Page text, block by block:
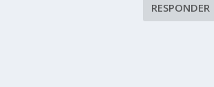
RESPONDER